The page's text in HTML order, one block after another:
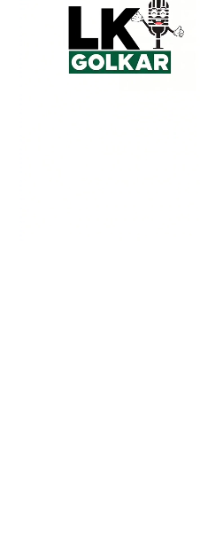
Rosan menjabarkan, pembangkit
dibangun di wilayah Batam,
dengan total 3,4 Giga Watt (GW)
“Tapi pembangunan pertama
1,2 Giga Watt. Ini tapi sifatnya